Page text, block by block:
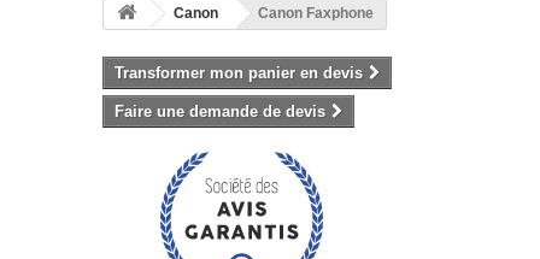
Canon Canon Faxphone
Transformer mon panier en devis
Faire une demande de devis